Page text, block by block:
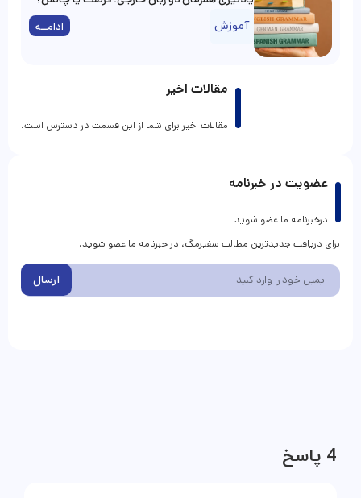
مقالات اخیر
مقالات اخیر برای شما از این قسمت در دسترس است.
آموزش ادامــه
عضویت در خبرنامه
درخبرنامه ما عضو شوید
برای دریافت جدیدترین مطالب سفیرمگ، در خبرنامه ما عضو شوید.
ارسال
4 پاسخ